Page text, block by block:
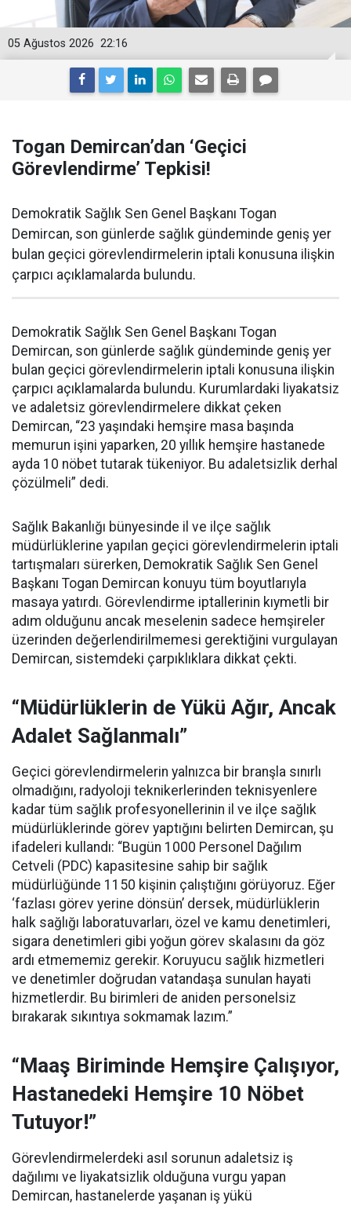
22:16
05 Ağustos 2026
Togan Demircan’dan ‘Geçici
Görevlendirme’ Tepkisi!
Demokratik Sağlık Sen Genel Başkanı Togan
Demircan, son günlerde sağlık gündeminde geniş yer
bulan geçici görevlendirmelerin iptali konusuna ilişkin
çarpıcı açıklamalarda bulundu.
Demokratik Sağlık Sen Genel Başkanı Togan
Demircan, son günlerde sağlık gündeminde geniş yer
bulan geçici görevlendirmelerin iptali konusuna ilişkin
çarpıcı açıklamalarda bulundu. Kurumlardaki liyakatsiz
ve adaletsiz görevlendirmelere dikkat çeken
Demircan, “23 yaşındaki hemşire masa başında
memurun işini yaparken, 20 yıllık hemşire hastanede
ayda 10 nöbet tutarak tükeniyor. Bu adaletsizlik derhal
çözülmeli” dedi.
Sağlık Bakanlığı bünyesinde il ve ilçe sağlık
müdürlüklerine yapılan geçici görevlendirmelerin iptali
tartışmaları sürerken, Demokratik Sağlık Sen Genel
Başkanı Togan Demircan konuyu tüm boyutlarıyla
masaya yatırdı. Görevlendirme iptallerinin kıymetli bir
adım olduğunu ancak meselenin sadece hemşireler
üzerinden değerlendirilmemesi gerektiğini vurgulayan
Demircan, sistemdeki çarpıklıklara dikkat çekti.
“Müdürlüklerin de Yükü Ağır, Ancak
Adalet Sağlanmalı”
Geçici görevlendirmelerin yalnızca bir branşla sınırlı
olmadığını, radyoloji teknikerlerinden teknisyenlere
kadar tüm sağlık profesyonellerinin il ve ilçe sağlık
müdürlüklerinde görev yaptığını belirten Demircan, şu
ifadeleri kullandı: “Bugün 1000 Personel Dağılım
Cetveli (PDC) kapasitesine sahip bir sağlık
müdürlüğünde 1150 kişinin çalıştığını görüyoruz. Eğer
‘fazlası görev yerine dönsün’ dersek, müdürlüklerin
halk sağlığı laboratuvarları, özel ve kamu denetimleri,
sigara denetimleri gibi yoğun görev skalasını da göz
ardı etmememiz gerekir. Koruyucu sağlık hizmetleri
ve denetimler doğrudan vatandaşa sunulan hayati
hizmetlerdir. Bu birimleri de aniden personelsiz
bırakarak sıkıntıya sokmamak lazım.”
“Maaş Biriminde Hemşire Çalışıyor,
Hastanedeki Hemşire 10 Nöbet
Tutuyor!”
Görevlendirmelerdeki asıl sorunun adaletsiz iş
dağılımı ve liyakatsizlik olduğuna vurgu yapan
Demircan, hastanelerde yaşanan iş yükü